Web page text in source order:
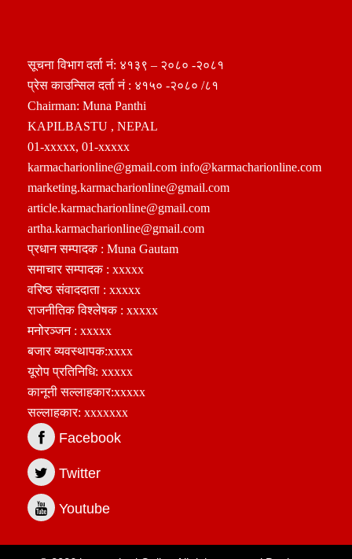
सूचना विभाग दर्ता नं: ४१३९ – २०८० -२०८१
प्रेस काउन्सिल दर्ता नं : ४१५० -२०८० /८१
Chairman: Muna Panthi
KAPILBASTU , NEPAL
01-xxxxx, 01-xxxxx
karmacharionline@gmail.com info@karmacharionline.com
marketing.karmacharionline@gmail.com
article.karmacharionline@gmail.com
artha.karmacharionline@gmail.com
प्रधान सम्पादक : Muna Gautam
समाचार सम्पादक : xxxxx
वरिष्ठ संवाददाता : xxxxx
राजनीतिक विश्लेषक : xxxxx
मनोरञ्जन : xxxxx
बजार व्यवस्थापक:xxxx
यूरोप प्रतिनिधि: xxxxx
कानूनी सल्लाहकार:xxxxx
सल्लाहकार: xxxxxxx
Facebook
Twitter
Youtube